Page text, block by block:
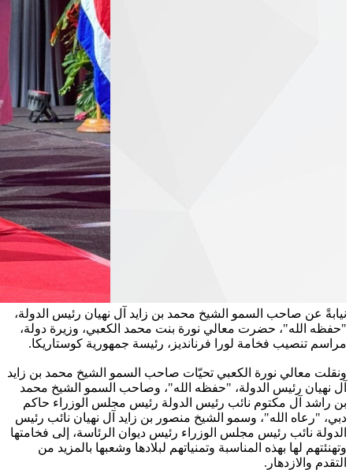
نيابةً عن صاحب السمو الشيخ محمد بن زايد آل نهيان رئيس الدولة،
"حفظه الله"، حضرت معالي نورة بنت محمد الكعبي، وزيرة دولة،
مراسم تنصيب فخامة لورا فرنانديز، رئيسة جمهورية كوستاريكا.
ونقلت معالي نورة الكعبي تحيّات صاحب السمو الشيخ محمد بن زايد
آل نهيان رئيس الدولة، "حفظه الله"، وصاحب السمو الشيخ محمد
بن راشد آل مكتوم نائب رئيس الدولة رئيس مجلس الوزراء حاكم
دبي، "رعاه الله"، وسمو الشيخ منصور بن زايد آل نهيان نائب رئيس
الدولة نائب رئيس مجلس الوزراء رئيس ديوان الرئاسة، إلى فخامتها
وتهنئتهم لها بهذه المناسبة وتمنياتهم لبلادها وشعبها بالمزيد من
التقدم والازدهار.